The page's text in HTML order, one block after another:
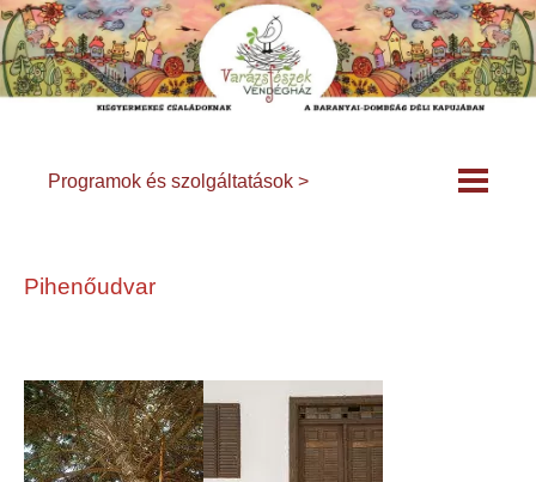
Programok és szolgáltatások >
Pihenőudvar